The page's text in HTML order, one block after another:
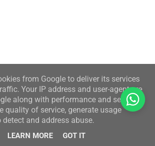
from Google to deliver its services
Your IP address and user-agent are
along with performance and security
quality of service, generate usage
and address abuse.
LEARN MORE GOT IT